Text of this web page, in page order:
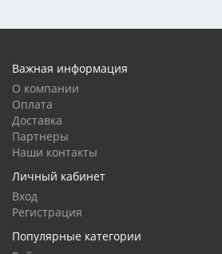
Важная информация
О компании
Оплата
Доставка
Партнеры
Наши контакты
Личный кабинет
Вход
Регистрация
Популярные категории